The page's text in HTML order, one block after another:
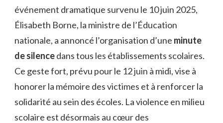
événement dramatique survenu le 10 juin 2025,
Élisabeth Borne, la ministre de l’Éducation
nationale, a annoncé l’organisation d’une minute
de silencedans tous les établissements scolaires.
Ce geste fort, prévu pour le 12 juin à midi, vise à
honorer la mémoire des victimes et à renforcer la
solidarité au sein des écoles. La violence en milieu
scolaire est désormais au cœur des